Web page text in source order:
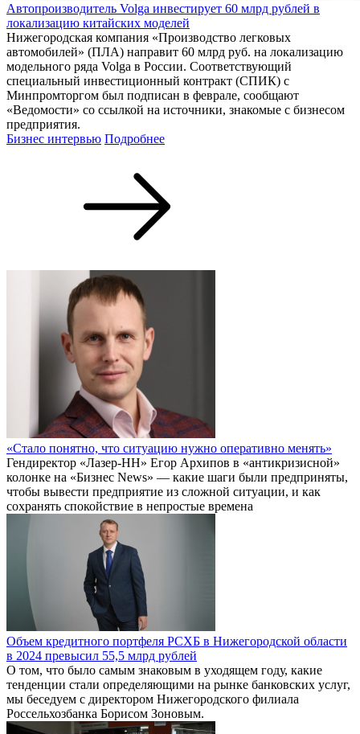
Автопроизводитель Volga инвестирует 60 млрд рублей в
локализацию китайских моделей
Нижегородская компания «Производство легковых
автомобилей» (ПЛА) направит 60 млрд руб. на локализацию
модельного ряда Volga в России. Соответствующий
специальный инвестиционный контракт (СПИК) с
Минпромторгом был подписан в феврале, сообщают
«Ведомости» со ссылкой на источники, знакомые с бизнесом
предприятия.
Бизнес интервью Подробнее
«Стало понятно, что ситуацию нужно оперативно менять»
Гендиректор «Лазер-НН» Егор Архипов в «антикризисной»
колонке на «Бизнес News» — какие шаги были предприняты,
чтобы вывести предприятие из сложной ситуации, и как
сохранять спокойствие в непростые времена
Объем кредитного портфеля РСХБ в Нижегородской области
в 2024 превысил 55,5 млрд рублей
О том, что было самым знаковым в уходящем году, какие
тенденции стали определяющими на рынке банковских услуг,
мы беседуем с директором Нижегородского филиала
Россельхозбанка Борисом Зоновым.